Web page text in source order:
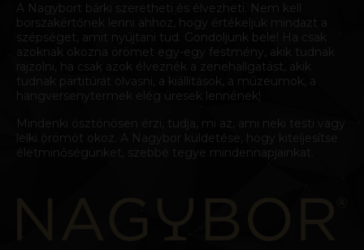
A Nagybort bárki szeretheti és élvezheti. Nem kell
borszakértőnek lenni ahhoz, hogy értékeljük mindazt a
szépséget, amit nyújtani tud. Gondoljunk bele! Ha csak
azoknak okozna örömet egy-egy festmény, akik tudnak
rajzolni, ha csak azok élveznék a zenehallgatást, akik
tudnak partitúrát olvasni, a kiállítások, a múzeumok, a
hangversenytermek elég üresek lennének!
Mindenki ösztönösen érzi, tudja, mi az, ami neki testi vagy
lelki örömöt okoz. A Nagybor küldetése, hogy kiteljesítse
életminőségünket, szebbé tegye mindennapjainkat.